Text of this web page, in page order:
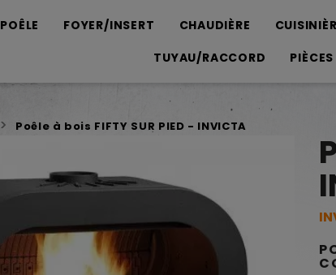
POÊLE FOYER/INSERT CHAUDIÈRE
TUYAU/RACCORD
Poêle à bois FIFTY SUR PIED - INVICTA